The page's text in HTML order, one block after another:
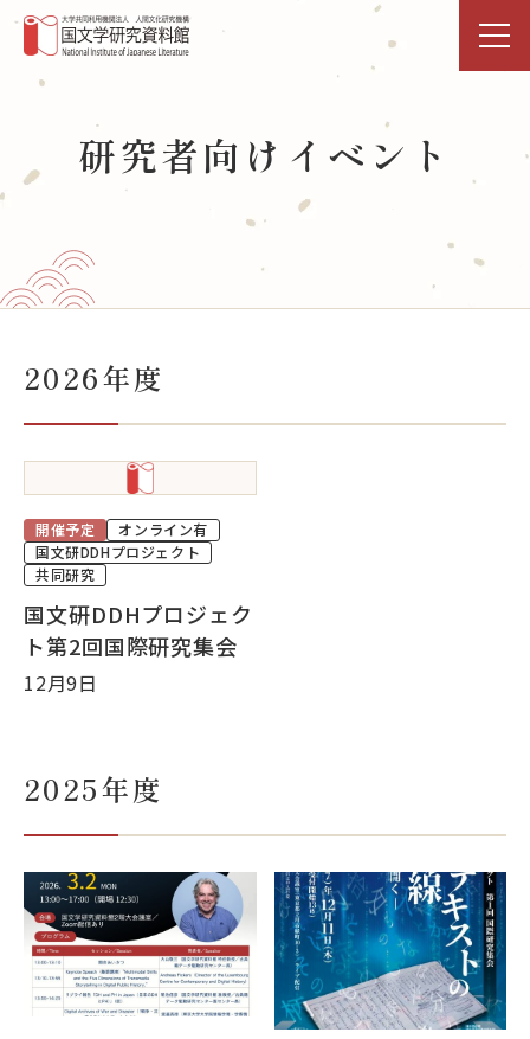
研究活動・共同利用
展示・イベント
図書館
データベース
事業活動
大学院・教育
国文研について
お問い合わせ アクセス
English 当サイトについて
研究者向けイベント
2026年度
開催予定
オンライン有
国文研DDHプロジェクト
共同研究
国文研DDHプロジェク
ト第2回国際研究集会
12月9日
2025年度